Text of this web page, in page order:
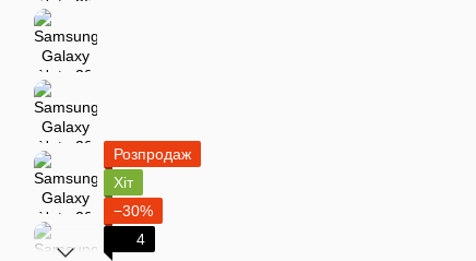
Розпродаж
Хіт
−30%
4